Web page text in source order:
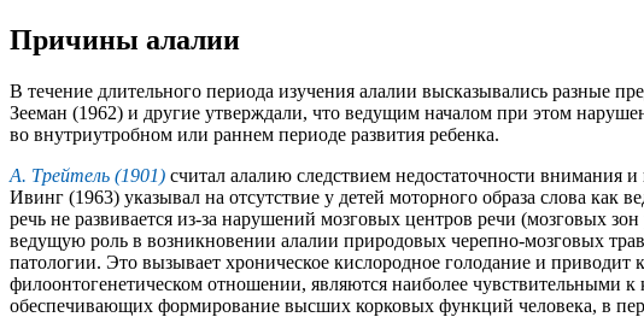
Причины алалии
В течение длительного периода изучения алалии высказывались
Зееман (1962) и другие утверждали, что ведущим началом при этом
во внутриутробном или раннем периоде развития ребенка.
А. Трейтель (1901) считал алалию следствием недостаточности внимания
Ивинг (1963) указывал на отсутствие у детей моторного образа слова
речь не развивается из-за нарушений мозговых центров речи (мозговых
ведущую роль в возникновении алалии природовых черепно-мозговых
патологии. Это вызывает хроническое кислородное голодание и
филоонтогенетическом отношении, являются наиболее чувствительными
обеспечивающих формирование высших корковых функций человека, в